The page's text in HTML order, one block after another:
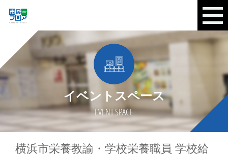
イベントスペース
EVENT SPACE
横浜市栄養教諭・学校栄養職員 学校給